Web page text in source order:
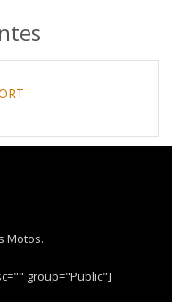
Motos.
group="Public"]